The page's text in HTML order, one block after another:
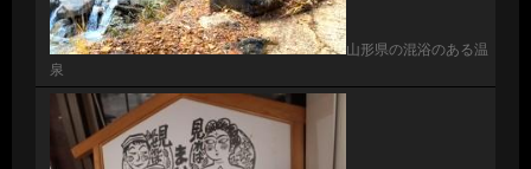
山形県の混浴のある温
泉